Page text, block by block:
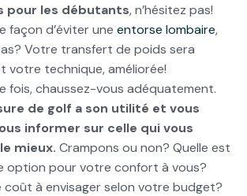
pour les débutants, n’hésitez pas!
façon d’éviter une entorse lombaire,
Votre transfert de poids sera
votre technique, améliorée!
fois, chaussez-vous adéquatement.
de golf a son utilité et vous
informer sur celle qui vous
mieux. Crampons ou non? Quelle est
option pour votre confort à vous?
coût à envisager selon votre budget?